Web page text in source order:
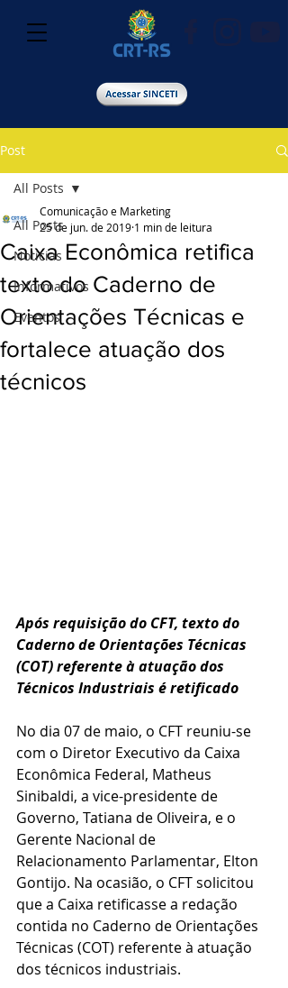
Post
All Posts
Notícias
Informativos
Eventos
All Posts
Caixa Econômica retifica
texto do Caderno de
Orientações Técnicas e
fortalece atuação dos
técnicos
Comunicação e Marketing
25 de jun. de 2019 1 min de leitura
Após requisição do CFT, texto do
Caderno de Orientações Técnicas
(COT) referente à atuação dos
Técnicos Industriais é retificado
No dia 07 de maio, o CFT reuniu-se
com o Diretor Executivo da Caixa
Econômica Federal, Matheus
Sinibaldi, a vice-presidente de
Governo, Tatiana de Oliveira, e o
Gerente Nacional de
Relacionamento Parlamentar, Elton
Gontijo. Na ocasião, o CFT solicitou
que a Caixa retificasse a redação
contida no Caderno de Orientações
Técnicas (COT) referente à atuação
dos técnicos industriais.